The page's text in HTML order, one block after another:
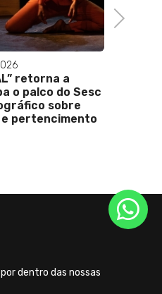
retorna a
o palco do Sesc
sobre
pertencimento
Next
dentro das nossas